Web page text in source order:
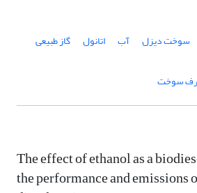
سوخت دیزل آب اتانول
گاز طبیعی
سوخت
The effect of ethanol as a
the performance and